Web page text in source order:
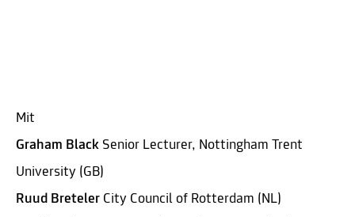
Mit
Graham Black Senior Lecturer, Nottingham Trent
University (GB)
Ruud Breteler City Council of Rotterdam (NL)